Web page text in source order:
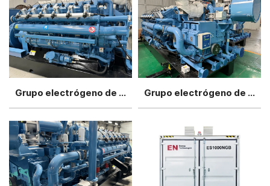
Grupo electrógeno de gas de biomasa de 500 kW Grupo electrógeno de gas de biomasa de 800 kW